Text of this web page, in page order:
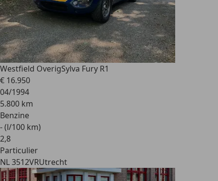
Westfield OverigSylva Fury R1
€ 16.950
04/1994
5.800 km
Benzine
- (l/100 km)
2,8
Particulier
NL 3512VRUtrecht